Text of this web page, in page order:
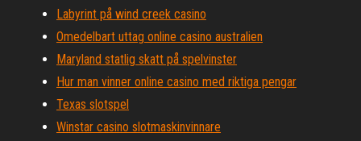
Labyrint på wind creek casino
Omedelbart uttag online casino australien
Maryland statlig skatt på spelvinster
Hur man vinner online casino med riktiga pengar
Texas slotspel
Winstar casino slotmaskinvinnare